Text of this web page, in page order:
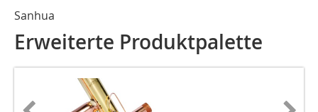
Sanhua
Erweiterte Produktpalette